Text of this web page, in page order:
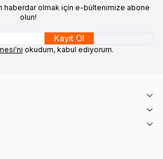
haberdar olmak için e-bültenimize abone
olun!
Kayıt Ol
okudum, kabul ediyorum.